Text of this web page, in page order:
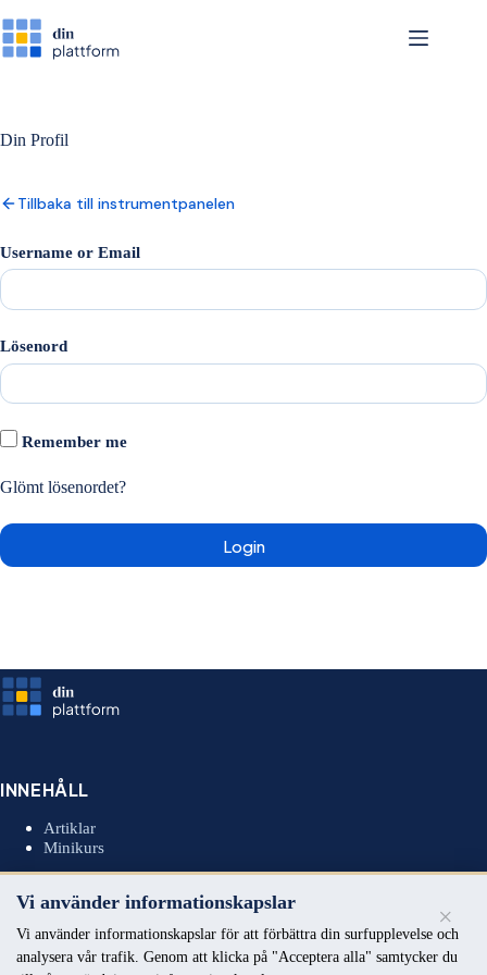
till
innehåll
Din Profil
Tillbaka till instrumentpanelen
Username or Email
Lösenord
Remember me
Glömt lösenordet?
INNEHÅLL
Artiklar
Minikurs
MEDLEMSKAP
Insiders
×
Vi använder informationskapslar
Vi använder informationskapslar för att förbättra din surfupplevelse och
analysera vår trafik. Genom att klicka på "Acceptera alla" samtycker du